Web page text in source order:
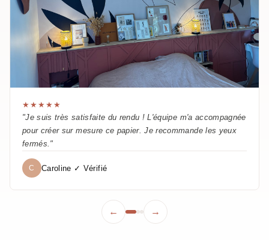
★★★★★
"Je suis très satisfaite du rendu ! L'équipe m'a accompagnée
pour créer sur mesure ce papier. Je recommande les yeux
fermés."
C Caroline ✓ Vérifié
← →